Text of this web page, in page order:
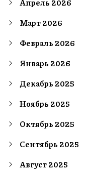
Апрель 2026
Март 2026
Февраль 2026
Январь 2026
Декабрь 2025
Ноябрь 2025
Октябрь 2025
Сентябрь 2025
Август 2025